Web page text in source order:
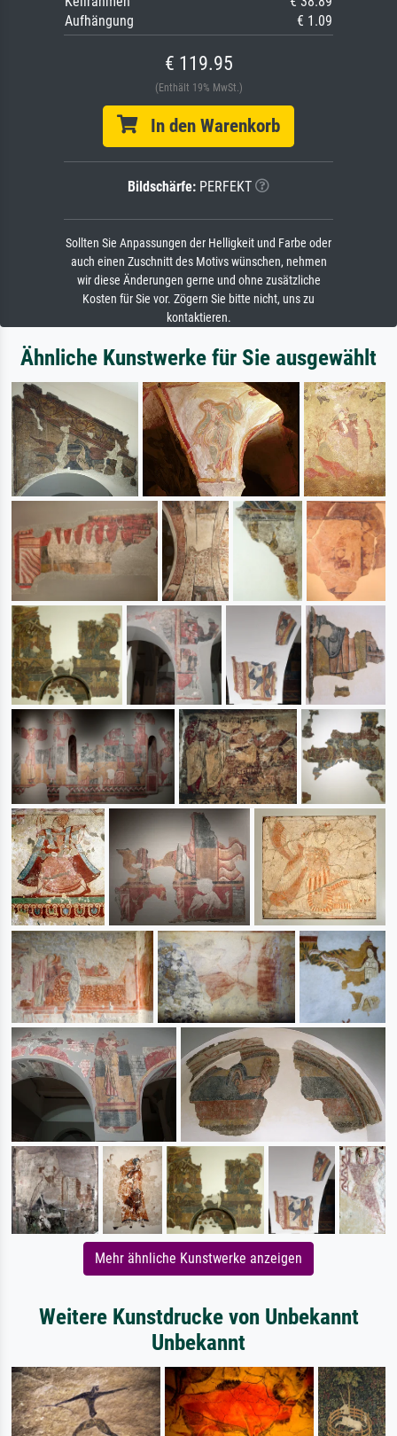
Aufhängung
€ 1.09
€ 119.95
(Enthält 19% MwSt.)
In den Warenkorb
Bildschärfe: PERFEKT
Sollten Sie Anpassungen der Helligkeit und Farbe oder
auch einen Zuschnitt des Motivs wünschen, nehmen
wir diese Änderungen gerne und ohne zusätzliche
Kosten für Sie vor. Zögern Sie bitte nicht, uns zu
kontaktieren.
Ähnliche Kunstwerke für Sie ausgewählt
Mehr ähnliche Kunstwerke anzeigen
Weitere Kunstdrucke von Unbekannt
Unbekannt